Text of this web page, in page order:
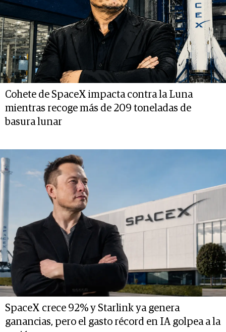
Cohete de SpaceX impacta contra la Luna
mientras recoge más de 209 toneladas de
basura lunar
SpaceX crece 92% y Starlink ya genera
ganancias, pero el gasto récord en IA golpea a la